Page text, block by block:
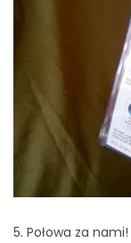
5. Połowa za